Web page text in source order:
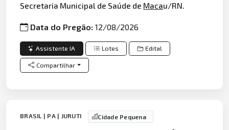
Secretaria Municipal de Saúde de Macau/RN.
Data do Pregão:12/08/2026
Assistente IA Lotes Edital
Compartilhar
BRASIL | PA | JURUTI Cidade Pequena